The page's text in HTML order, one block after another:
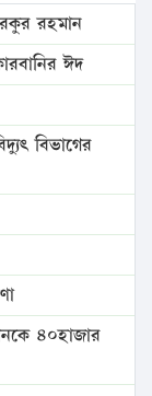
রহমান
ঈদ
বিভাগের
৪০হাজার